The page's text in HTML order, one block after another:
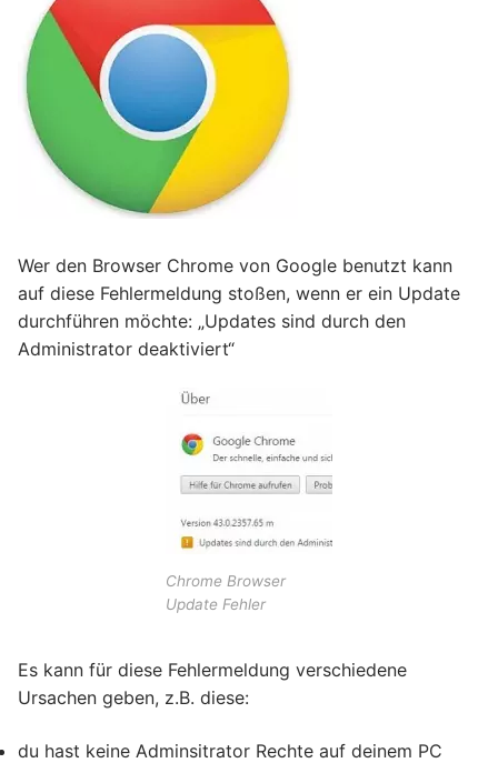
Wer den Browser Chrome von Google benutzt kann
auf diese Fehlermeldung stoßen, wenn er ein Update
durchführen möchte: „Updates sind durch den
Administrator deaktiviert“
Chrome Browser
Update Fehler
Es kann für diese Fehlermeldung verschiedene
Ursachen geben, z.B. diese:
du hast keine Adminsitrator Rechte auf deinem PC